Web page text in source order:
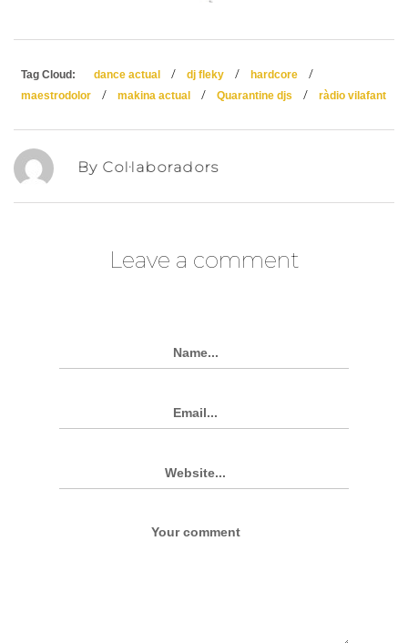
Tag Cloud: dance actual / dj fleky / hardcore /
maestrodolor / makina actual / Quarantine djs / ràdio vilafant
By Col·laboradors
Leave a comment